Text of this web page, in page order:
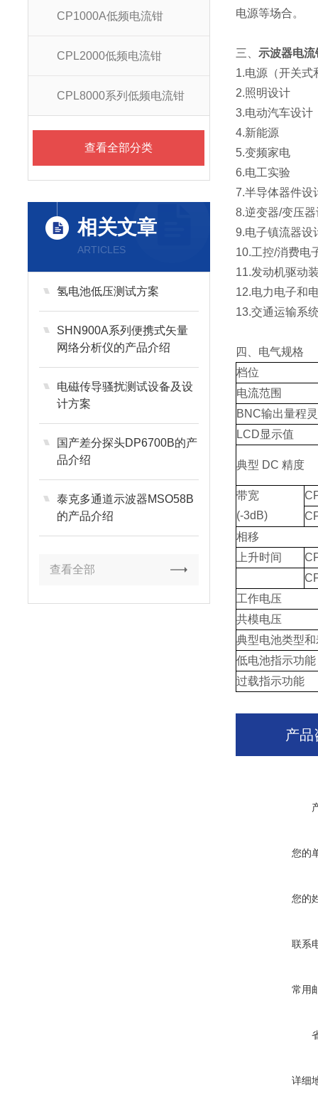
CP1000A低频电流钳
CPL2000低频电流钳
CPL8000系列低频电流钳
查看全部分类
相关文章
ARTICLES
氢电池低压测试方案
SHN900A系列便携式矢量
网络分析仪的产品介绍
电磁传导骚扰测试设备及设
计方案
国产差分探头DP6700B的产
品介绍
泰克多通道示波器MSO58B
的产品介绍
查看全部
电源等场合。
三、示波器电
1.电源（开关式
2.照明设计
3.电动汽车设计
4.新能源
5.变频家电
6.电工实验
7.半导体器件设
8.逆变器/变压
9.电子镇流器设
10.工控/消费电
11.发动机驱动
12.电力电子和
13.交通运输系
四、电气规格
档位
电流范围
BNC输出量程
LCD显示值
典型 DC 精度
带宽
(-3dB)
相移
上升时间
工作电压
共模电压
典型电池类型
低电池指示功能
过载指示功能
产品
您的
您的
联系
常用
详细